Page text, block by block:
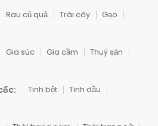
Rau củ quả Trái cây
Gạo
Gia súc Gia cầm
Thuỷ sản
Tinh bột
Tinh dầu